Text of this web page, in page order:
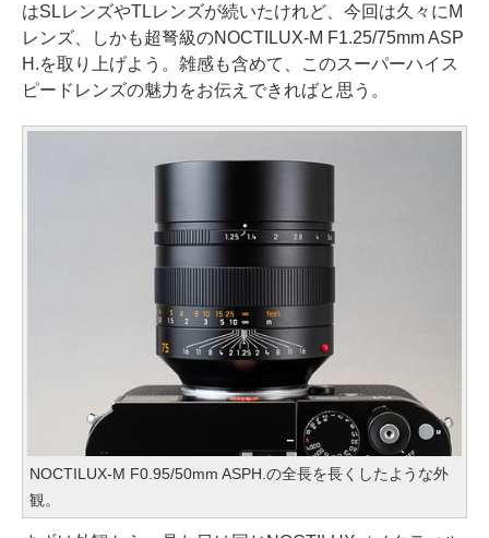
はSLレンズやTLレンズが続いたけれど、今回は久々にM
レンズ、しかも超弩級のNOCTILUX-M F1.25/75mm ASP
H.を取り上げよう。雑感も含めて、このスーパーハイス
ピードレンズの魅力をお伝えできればと思う。
NOCTILUX-M F0.95/50mm ASPH.の全長を長くしたような外
観。